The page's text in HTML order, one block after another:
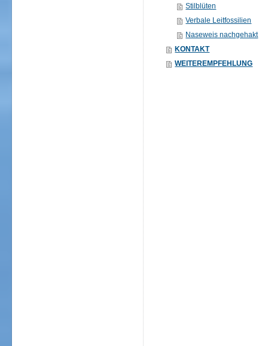
Stilblüten
Verbale Leitfossilien
Naseweis nachgehakt
KONTAKT
WEITEREMPFEHLUNG